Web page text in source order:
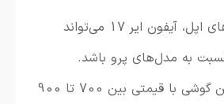
با توجه به سیاست‌های اپل، آیفون ایر 17 می‌تواند
به مدل‌های پرو باشد.
پیش‌بینی می‌شود این گوشی با قیمتی بین 700 تا 900